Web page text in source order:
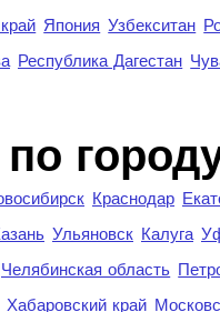
Япония Узбекситан
Республика Дагестан
Краснодар
Ульяновск Калуга
Челябинская область
Хабаровский край